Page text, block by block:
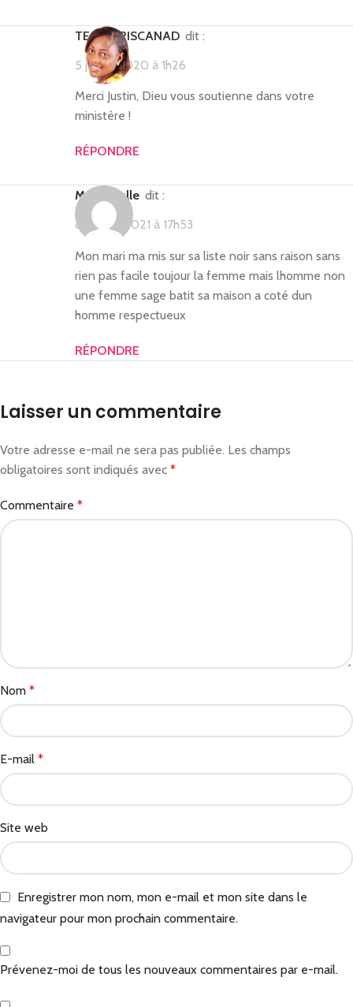
TEAM PRISCANAD dit :
5 juillet 2020 à 1h26
Merci Justin, Dieu vous soutienne dans votre
ministère !
RÉPONDRE
Marienaelle dit :
8 février 2021 à 17h53
Mon mari ma mis sur sa liste noir sans raison sans
rien pas facile toujour la femme mais lhomme non
une femme sage batit sa maison a coté dun
homme respectueux
RÉPONDRE
Laisser un commentaire
Votre adresse e-mail ne sera pas publiée. Les champs
obligatoires sont indiqués avec *
Commentaire *
Nom *
E-mail *
Site web
Enregistrer mon nom, mon e-mail et mon site dans le
navigateur pour mon prochain commentaire.
Prévenez-moi de tous les nouveaux commentaires par e-mail.